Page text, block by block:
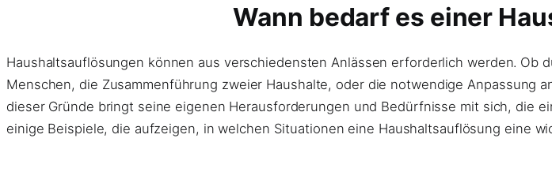
Wann bedarf es einer
Haushaltsauflösungen können aus verschiedensten Anlässen erforderlich werden. Ob
Menschen, die Zusammenführung zweier Haushalte, oder die notwendige Anpassung
dieser Gründe bringt seine eigenen Herausforderungen und Bedürfnisse mit sich, die
einige Beispiele, die aufzeigen, in welchen Situationen eine Haushaltsauflösung eine